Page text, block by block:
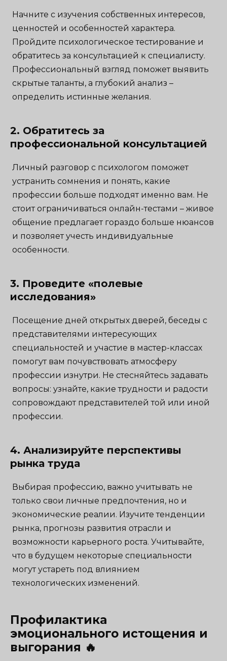
Начните с изучения собственных интересов,
ценностей и особенностей характера.
Пройдите психологическое тестирование и
обратитесь за консультацией к специалисту.
Профессиональный взгляд поможет выявить
скрытые таланты, а глубокий анализ –
определить истинные желания.
2. Обратитесь за
профессиональной консультацией
Личный разговор с психологом поможет
устранить сомнения и понять, какие
профессии больше подходят именно вам. Не
стоит ограничиваться онлайн-тестами – живое
общение предлагает гораздо больше нюансов
и позволяет учесть индивидуальные
особенности.
3. Проведите «полевые
исследования»
Посещение дней открытых дверей, беседы с
представителями интересующих
специальностей и участие в мастер-классах
помогут вам почувствовать атмосферу
профессии изнутри. Не стесняйтесь задавать
вопросы: узнайте, какие трудности и радости
сопровождают представителей той или иной
профессии.
4. Анализируйте перспективы
рынка труда
Выбирая профессию, важно учитывать не
только свои личные предпочтения, но и
экономические реалии. Изучите тенденции
рынка, прогнозы развития отрасли и
возможности карьерного роста. Учитывайте,
что в будущем некоторые специальности
могут устареть под влиянием
технологических изменений.
Профилактика
эмоционального истощения и
выгорания 🔥